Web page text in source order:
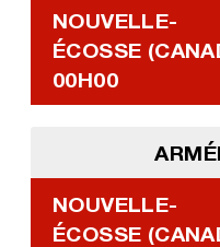
NOUVELLE-
ÉCOSSE
00H00
NOUVELLE-
ÉCOSSE